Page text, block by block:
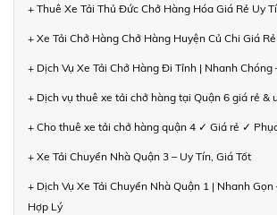
+ Thuê Xe Tải Thủ Đức Chở Hàng Hóa Giá Rẻ Uy
+ Xe Tải Chở Hàng Chở Hàng Huyện Củ Chi Giá
+ Dịch Vụ Xe Tải Chở Hàng Đi Tỉnh | Nhanh Chóng
+ Dịch vụ thuê xe tải chở hàng tại Quận 6 giá rẻ &
+ Cho thuê xe tải chở hàng quận 4 ✓ Giá rẻ ✓
+ Xe Tải Chuyển Nhà Quận 3 – Uy Tín, Giá Tốt
+ Dịch Vụ Xe Tải Chuyển Nhà Quận 1 | Nhanh Gọn
Hợp Lý